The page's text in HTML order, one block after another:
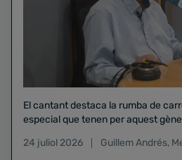
El cantant destaca la rumba de
especial que tenen per aquest
24 juliol 2026
Guillem Andrés,